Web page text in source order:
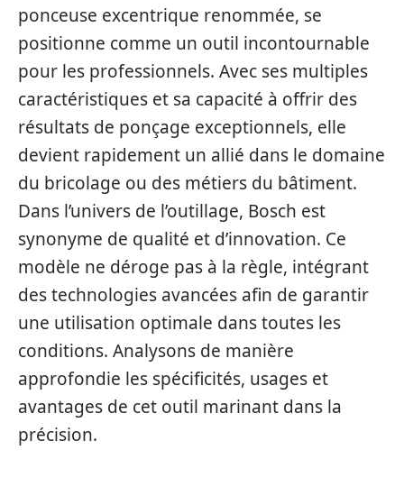
ponceuse excentrique renommée, se
positionne comme un outil incontournable
pour les professionnels. Avec ses multiples
caractéristiques et sa capacité à offrir des
résultats de ponçage exceptionnels, elle
devient rapidement un allié dans le domaine
du bricolage ou des métiers du bâtiment.
Dans l’univers de l’outillage, Bosch est
synonyme de qualité et d’innovation. Ce
modèle ne déroge pas à la règle, intégrant
des technologies avancées afin de garantir
une utilisation optimale dans toutes les
conditions. Analysons de manière
approfondie les spécificités, usages et
avantages de cet outil marinant dans la
précision.